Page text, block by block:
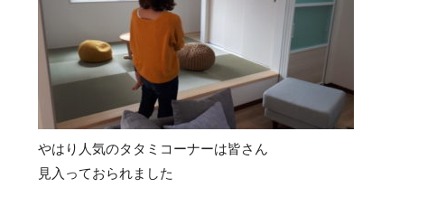
やはり人気のタタミコーナーは皆さん
見入っておられました